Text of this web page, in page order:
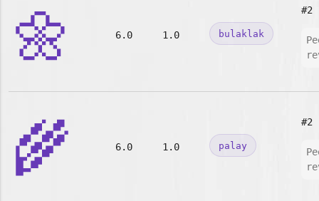
🌼 6.0 1.0 bulaklak
#2
🌾 6.0 1.0 palay
#2